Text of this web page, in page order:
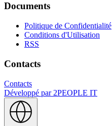
Documents
Politique de Confidentialité
Conditions d'Utilisation
RSS
Contacts
Contacts
Développé par2PEOPLE IT